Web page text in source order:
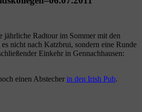
jährliche Radtour im Sommer mit den
nicht nach Katzbrui, sondern eine Runde
Einkehr in Gennachhausen:
einen Abstecher in den Irish Pub.